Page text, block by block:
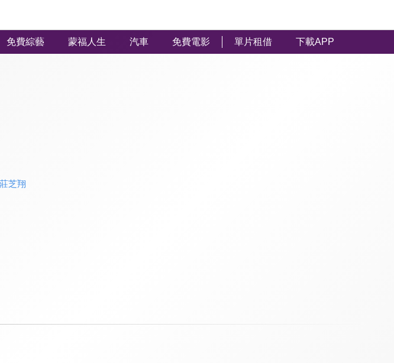
免費綜藝 蒙福人生 汽車 免費電影 單片租借 下載APP
莊芝翔